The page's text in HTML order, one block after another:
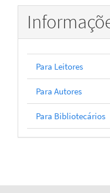
Para Leitores
Para Autores
Para Bibliotecários